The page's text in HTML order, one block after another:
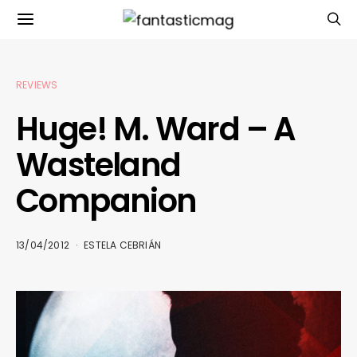
REVIEWS
Huge! M. Ward – A
Wasteland
Companion
13/04/2012 ESTELA CEBRIÁN